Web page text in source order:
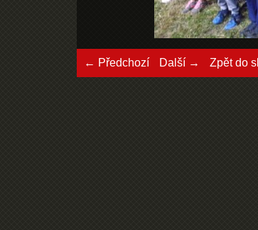
← Předchozí Další → Zpět do